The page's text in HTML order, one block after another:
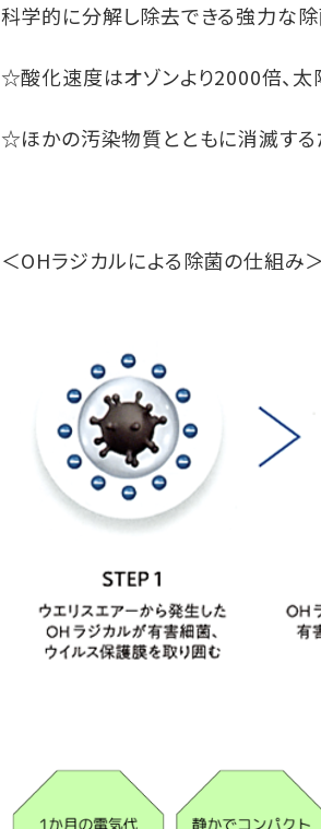
科学的に分解し除去できる強力な除
☆酸化速度はオゾンより2000倍、太
☆ほかの汚染物質とともに消滅する
＜OHラジカルによる除菌の仕組み＞